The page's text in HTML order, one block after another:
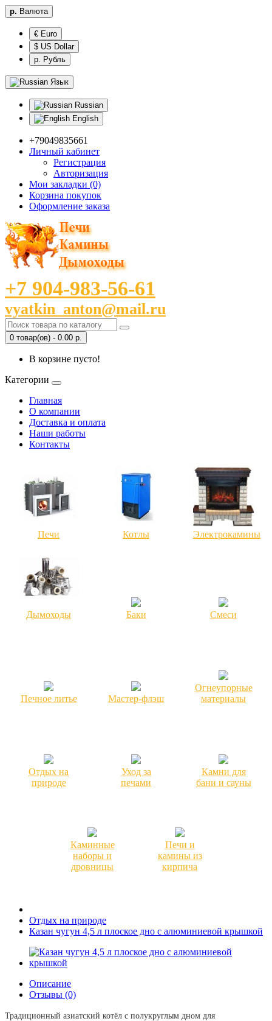
р. Валюта
€ Euro
$ US Dollar
р. Рубль
Язык
Russian
English
+79049835661
Личный кабинет
Регистрация
Авторизация
Мои закладки (0)
Корзина покупок
Оформление заказа
+7 904-983-56-61
vyatkin_anton@mail.ru
0 товар(ов) - 0.00 р.
В корзине пусто!
Категории
Главная
О компании
Доставка и оплата
Наши работы
Контакты
Печи Котлы Электрокамины
Дымоходы Баки Смеси
Печное литье Мастер-флэш
Огнеупорные
материалы
Отдых на
природе
Уход за
печами
Камни для
бани и сауны
Каминные
наборы и
дровницы
Печи и
камины из
кирпича
Отдых на природе
Казан чугун 4,5 л плоское дно с алюминиевой крышкой
Описание
Отзывы (0)
Традиционный азиатский котёл с полукруглым дном для